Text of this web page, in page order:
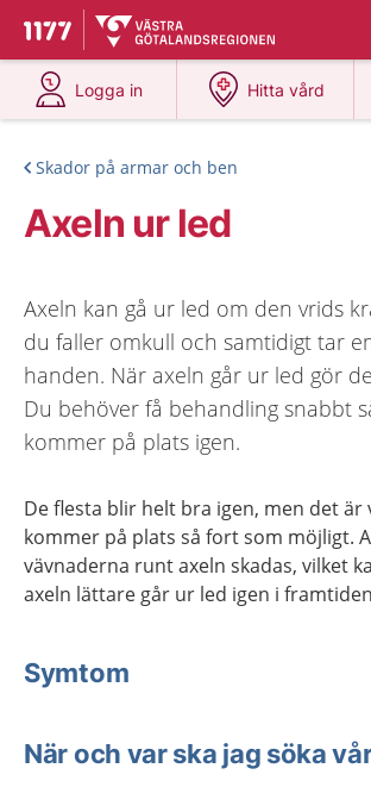
Till startsidan för 1177
Du har valt region
Logga in
på 1177.se
Hitta vård
på 1177.se
Skador på armar och ben
Axeln ur led
Axeln kan gå ur led om den vrids
du faller omkull och samtidigt tar
handen. När axeln går ur led gör
Du behöver få behandling snabbt
kommer på plats igen.
De flesta blir helt bra igen, men det är
kommer på plats så fort som möjligt.
vävnaderna runt axeln skadas, vilket
axeln lättare går ur led igen i
Symtom
När och var ska jag söka